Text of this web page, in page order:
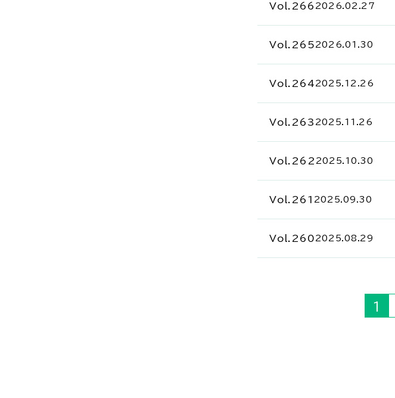
Vol.266 2026.02.27
Vol.265 2026.01.30
Vol.264 2025.12.26
Vol.263 2025.11.26
Vol.262 2025.10.30
Vol.261 2025.09.30
Vol.260 2025.08.29
1